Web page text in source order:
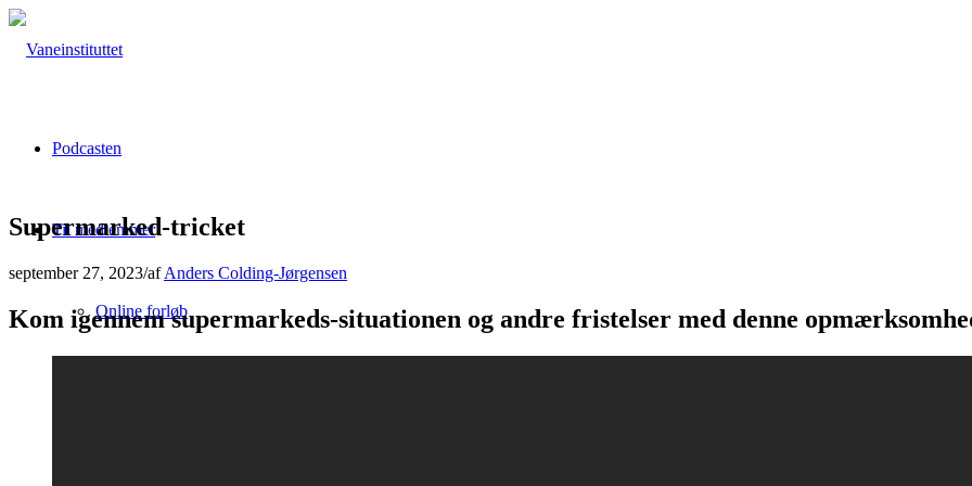
Podcasten
Til medlemmer
Online forløb
Supermarked-tricket
september 27, 2023/afAnders Colding-Jørgensen
Kom igennem supermarkeds-situationen og andre fristelser med denne